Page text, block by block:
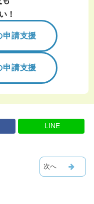
！
申請支援
申請支援
LINE